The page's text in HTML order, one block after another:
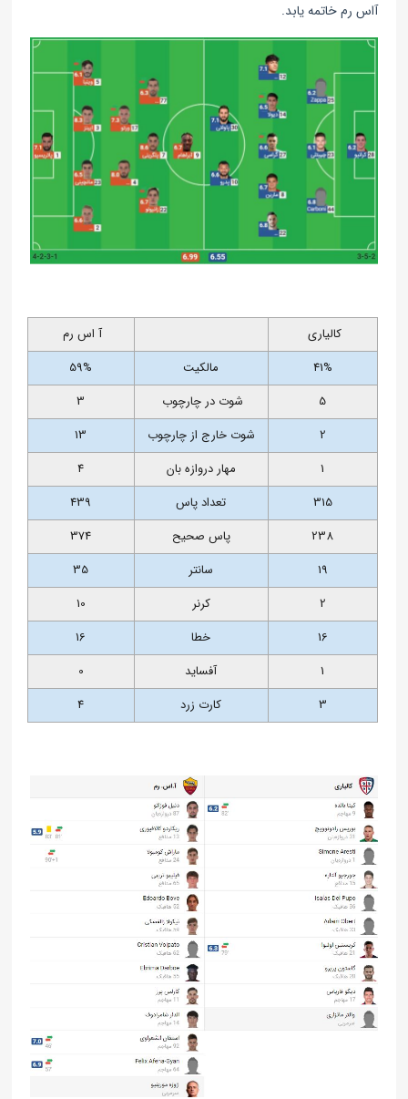
آاس رم خاتمه یابد.
کالیاری
آ اس رم
41%
مالکیت
59%
5
شوت در چارچوب
3
2
شوت خارج از چارچوب
13
1
مهار دروازه بان
4
315
تعداد پاس
439
238
پاس صحیح
374
19
سانتر
35
2
کرنر
10
16
خطا
16
1
آفساید
0
3
کارت زرد 4